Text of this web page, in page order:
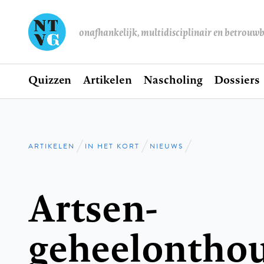
onafhankelijk, multidisciplinair en
Hoofdnavigatie
Home
Quizzen Artikelen Nascholing Dossiers
Kruimelpad
ARTIKELEN IN HET KORT NIEUWS
Artsen-